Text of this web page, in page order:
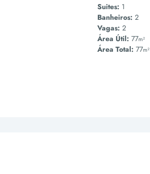
Suites: 1
Banheiros: 2
Vagas: 2
Área Útil: 77m²
Área Total: 77m²